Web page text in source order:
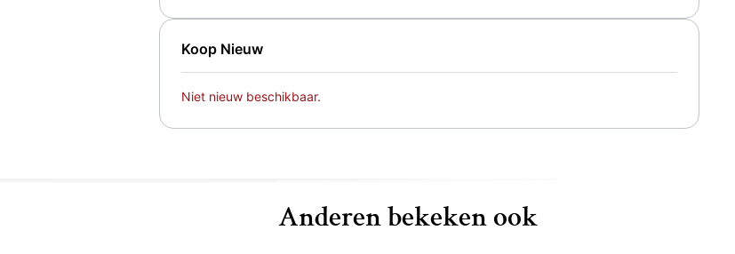
Koop Nieuw
Niet nieuw beschikbaar.
Anderen bekeken ook